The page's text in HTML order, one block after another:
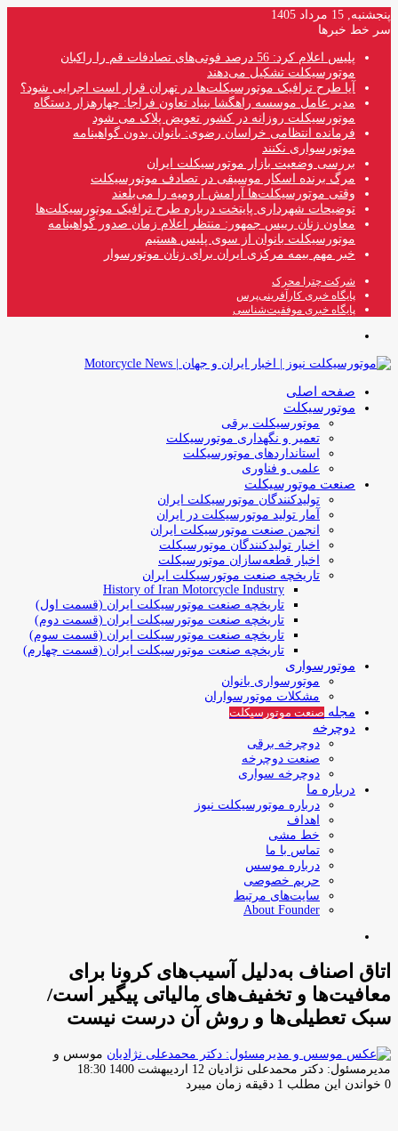
پنجشنبه, 15 مرداد 1405
سر خط خبرها
پلیس اعلام کرد: 56 درصد فوتی‌های تصادفات قم را راکبان
موتورسیکلت تشکیل می‌دهند
آیا طرح ترافیک موتورسیکلت‌ها در تهران قرار است اجرایی شود؟
مدیر عامل موسسه راهگشا بنیاد تعاون فراجا: چهارهزار دستگاه
موتورسیکلت روزانه در کشور تعویض پلاک می شود
فرمانده انتظامی خراسان رضوی: بانوان بدون گواهینامه
موتورسواری نکنند
بررسی وضعیت بازار موتورسیکلت ایران
مرگ برنده اسکار موسیقی در تصادف موتورسیکلت
وقتی موتورسیکلت‌ها آرامش ارومیه را می‌بلعند
توضیحات شهرداری پایتخت درباره طرح ترافیک موتورسیکلت‌ها
معاون زنان رییس جمهور: منتظر اعلام زمان صدور گواهینامه
موتورسیکلت بانوان از سوی پلیس هستیم
خبر مهم بیمه مرکزی ایران برای زنان موتورسوار
شرکت چترا محرک
پایگاه خبری کارآفرینی‌پرس
پایگاه خبری موفقیت‌شناسی
صفحه اصلی
موتورسیکلت
موتورسیکلت برقی
تعمیر و نگهداری موتورسیکلت
استانداردهای موتورسیکلت
علمی و فناوری
صنعت موتورسیکلت
تولیدکنندگان موتورسیکلت ایران
آمار تولید موتورسیکلت در ایران
انجمن صنعت موتورسیکلت ایران
اخبار تولیدکنندگان موتورسیکلت
اخبار قطعه‌سازان موتورسیکلت
تاریخچه صنعت موتورسیکلت ایران
History of Iran Motorcycle Industry
تاریخچه صنعت موتورسیکلت ایران (قسمت اول)
تاریخچه صنعت موتورسیکلت ایران (قسمت دوم)
تاریخچه صنعت موتورسیکلت ایران (قسمت سوم)
تاریخچه صنعت موتورسیکلت ایران (قسمت چهارم)
موتورسواری
موتورسواری بانوان
مشکلات موتورسواران
مجله صنعت موتورسیکلت
دوچرخه
دوچرخه برقی
صنعت دوچرخه
دوچرخه سواری
درباره ما
درباره موتورسیکلت نیوز
اهداف
خط مشی
تماس با ما
درباره موسس
حریم خصوصی
سایت‌های مرتبط
About Founder
اتاق اصناف به‌دلیل آسیب‌های کرونا برای
معافیت‌ها و تخفیف‌های مالیاتی پیگیر است/
سبک تعطیلی‌ها و روش آن درست نیست
موسس و
مدیرمسئول: دکتر محمدعلی نژادیان ارسال
ایمیل
12 اردیبهشت 1400 18:30
0 خواندن این مطلب 1 دقیقه زمان میبرد